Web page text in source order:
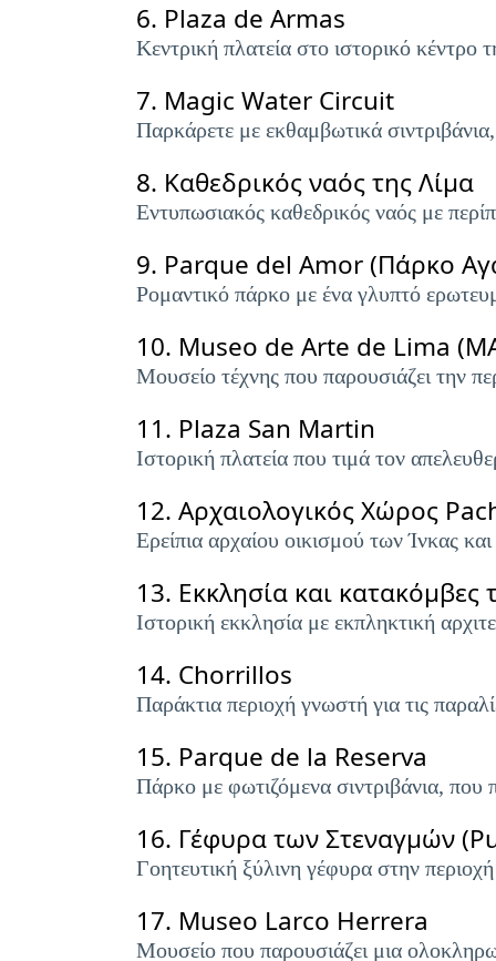
6. Plaza de Armas
Κεντρική πλατεία στο ιστορικό κέντρο
7. Magic Water Circuit
Παρκάρετε με εκθαμβωτικά
8. Καθεδρικός ναός της Λίμα
Εντυπωσιακός καθεδρικός ναός με
9. Parque del Amor (Πάρκο
Ρομαντικό πάρκο με ένα γλυπτό
10. Museo de Arte de Lima
Μουσείο τέχνης που παρουσιάζει την
11. Plaza San Martin
Ιστορική πλατεία που τιμά τον
12. Αρχαιολογικός Χώρος
Ερείπια αρχαίου οικισμού των Ίνκας
13. Εκκλησία και
Ιστορική εκκλησία με εκπληκτική
14. Chorrillos
Παράκτια περιοχή γνωστή για τις
15. Parque de la Reserva
Πάρκο με φωτιζόμενα σιντριβάνια, που
16. Γέφυρα των Στεναγμών
Γοητευτική ξύλινη γέφυρα στην
17. Museo Larco Herrera
Μουσείο που παρουσιάζει μια